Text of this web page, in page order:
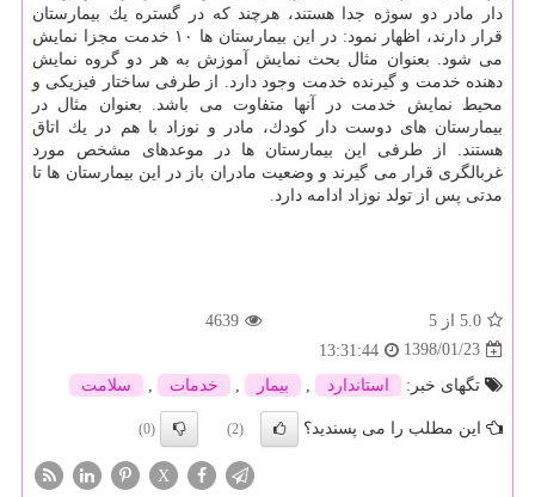
دار مادر دو سوژه جدا هستند، هرچند كه در گستره یك بیمارستان
قرار دارند، اظهار نمود: در این بیمارستان ها ۱۰ خدمت مجزا نمایش
می شود. بعنوان مثال بحث نمایش آموزش به هر دو گروه نمایش
دهنده خدمت و گیرنده خدمت وجود دارد. از طرفی ساختار فیزیكی و
محیط نمایش خدمت در آنها متفاوت می باشد. بعنوان مثال در
بیمارستان های دوست دار كودك، مادر و نوزاد با هم در یك اتاق
هستند. از طرفی این بیمارستان ها در موعدهای مشخص مورد
غربالگری قرار می گیرند و وضعیت مادران باز در این بیمارستان ها تا
مدتی پس از تولد نوزاد ادامه دارد.
5.0 از 5
4639
1398/01/23
13:31:44
تگهای خبر:
استاندارد بیمار خدمات سلامت
این مطلب را می پسندید؟ (2)
(0)
X